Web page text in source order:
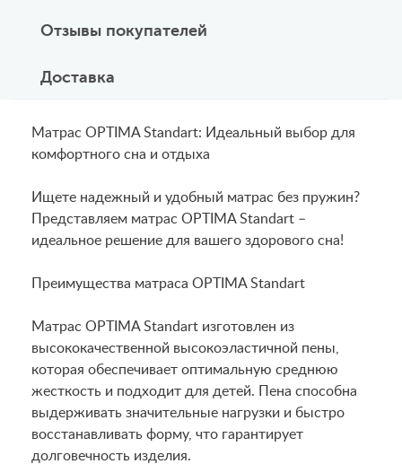
Отзывы покупателей
Доставка
Матрас OPTIMA Standart: Идеальный выбор для
комфортного сна и отдыха
Ищете надежный и удобный матрас без пружин?
Представляем матрас OPTIMA Standart –
идеальное решение для вашего здорового сна!
Преимущества матраса OPTIMA Standart
Матрас OPTIMA Standart изготовлен из
высококачественной высокоэластичной пены,
которая обеспечивает оптимальную среднюю
жесткость и подходит для детей. Пена способна
выдерживать значительные нагрузки и быстро
восстанавливать форму, что гарантирует
долговечность изделия.